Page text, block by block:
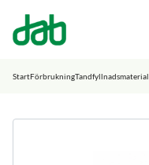
DAB Dental
StartFörbrukningTandfyllnadsmaterial